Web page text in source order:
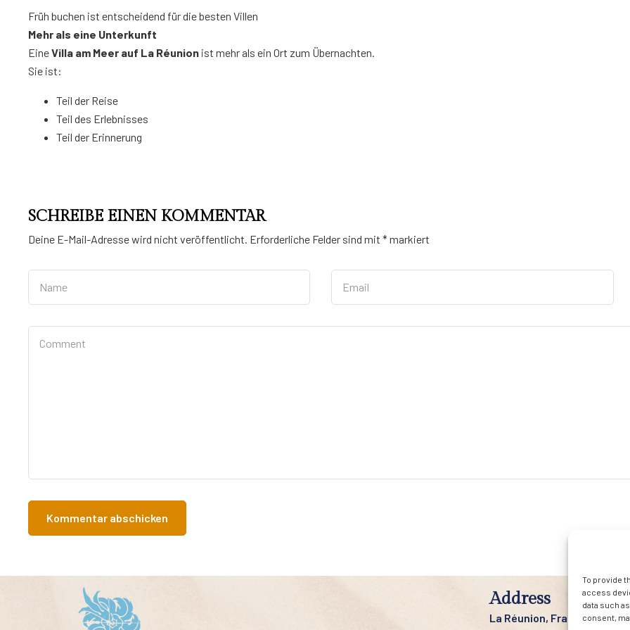
To provide
access
data such
consent,
Früh buchen ist entscheidend für die besten Villen
Mehr als eine Unterkunft
EineVilla am Meer auf La Réunion ist mehr als ein Ort zum Übernachten.
Sie ist:
Teil der Reise
Teil des Erlebnisses
Teil der Erinnerung
SCHREIBE EINEN KOMMENTAR
Deine E-Mail-Adresse wird nicht veröffentlicht. Erforderliche Felder sind mit *markiert
Address
La Réunion, France